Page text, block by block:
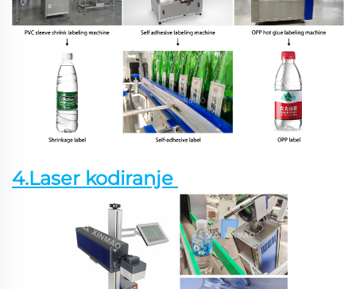
4.Laser kodiranje